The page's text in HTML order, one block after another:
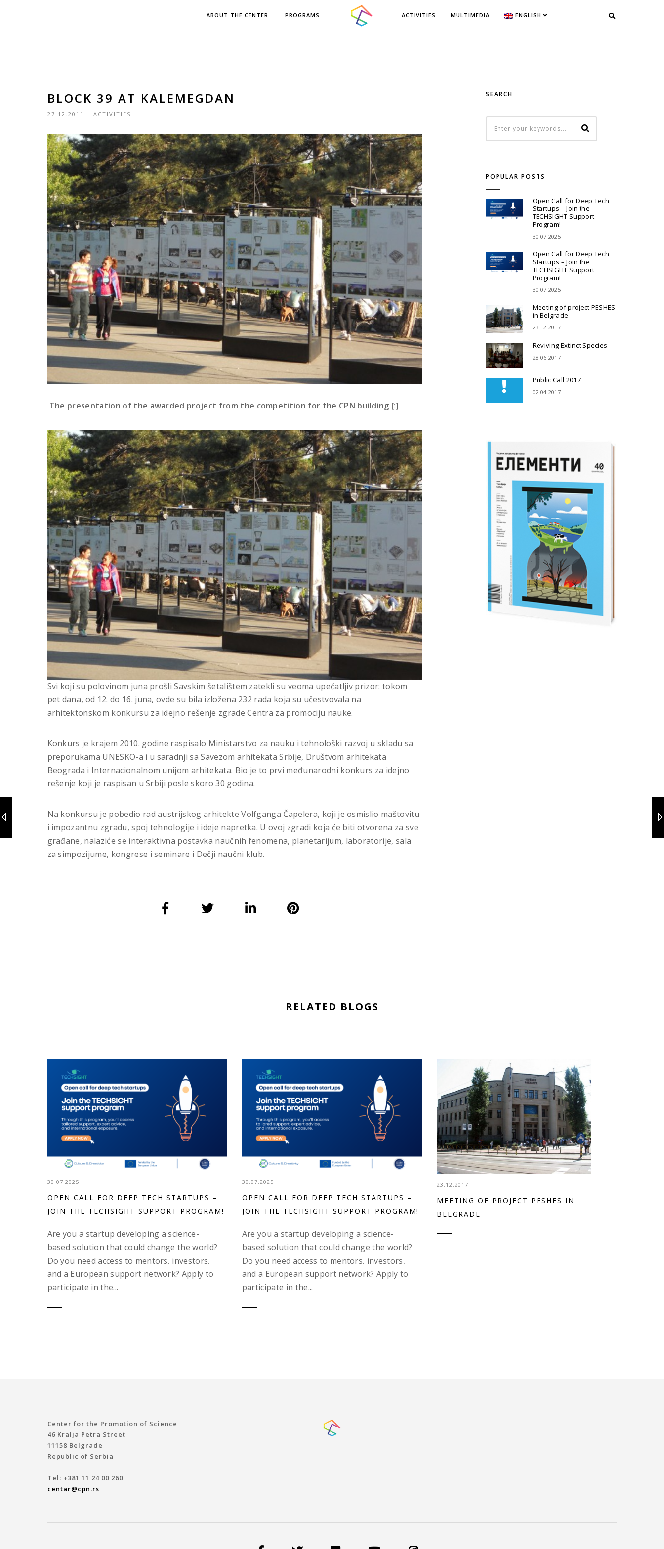
ABOUT THE CENTER PROGRAMS ACTIVITIES MULTIMEDIA ENGLISH
BLOCK 39 AT KALEMEGDAN
27.12.2011 | ACTIVITIES
The presentation of the awarded project from the competition for the CPN building [:]
Svi koji su polovinom juna prošli Savskim šetalištem zatekli su veoma upečatljiv prizor: tokom
pet dana, od 12. do 16. juna, ovde su bila izložena 232 rada koja su učestvovala na
arhitektonskom konkursu za idejno rešenje zgrade Centra za promociju nauke.
Konkurs je krajem 2010. godine raspisalo Ministarstvo za nauku i tehnološki razvoj u skladu sa
preporukama UNESKO-a i u saradnji sa Savezom arhitekata Srbije, Društvom arhitekata
Beograda i Internacionalnom unijom arhitekata. Bio je to prvi međunarodni konkurs za idejno
rešenje koji je raspisan u Srbiji posle skoro 30 godina.
Na konkursu je pobedio rad austrijskog arhitekte Volfganga Čapelera, koji je osmislio maštovitu
i impozantnu zgradu, spoj tehnologije i ideje napretka. U ovoj zgradi koja će biti otvorena za sve
građane, nalaziće se interaktivna postavka naučnih fenomena, planetarijum, laboratorije, sala
za simpozijume, kongrese i seminare i Dečji naučni klub.
SEARCH
POPULAR POSTS
Open Call for Deep Tech
Startups – Join the
TECHSIGHT Support
Program!
30.07.2025
Open Call for Deep Tech
Startups – Join the
TECHSIGHT Support
Program!
30.07.2025
Meeting of project PESHES
in Belgrade
23.12.2017
Reviving Extinct Species
28.06.2017
Public Call 2017.
02.04.2017
RELATED BLOGS
30.07.2025
OPEN CALL FOR DEEP TECH STARTUPS –
JOIN THE TECHSIGHT SUPPORT PROGRAM!
Are you a startup developing a science-
based solution that could change the world?
Do you need access to mentors, investors,
and a European support network? Apply to
participate in the...
30.07.2025
OPEN CALL FOR DEEP TECH STARTUPS –
JOIN THE TECHSIGHT SUPPORT PROGRAM!
Are you a startup developing a science-
based solution that could change the world?
Do you need access to mentors, investors,
and a European support network? Apply to
participate in the...
23.12.2017
MEETING OF PROJECT PESHES IN
BELGRADE
Center for the Promotion of Science
46 Kralja Petra Street
11158 Belgrade
Republic of Serbia
Tel: +381 11 24 00 260
centar@cpn.rs